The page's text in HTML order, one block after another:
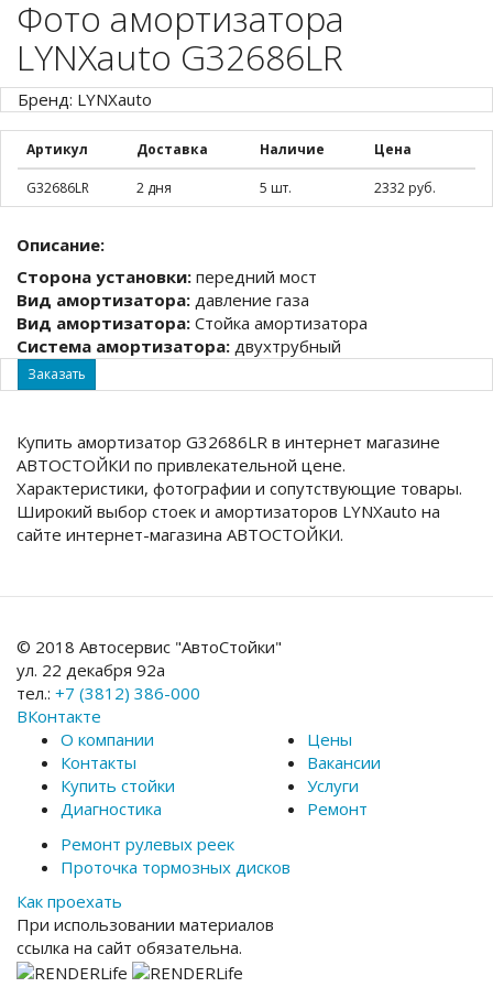
Фото амортизатора
LYNXauto G32686LR
Бренд: LYNXauto
Артикул Доставка Наличие Цена
G32686LR 2 дня 5 шт. 2332 руб.
Описание:
Сторона установки: передний мост
Вид амортизатора: давление газа
Вид амортизатора: Стойка амортизатора
Система амортизатора: двухтрубный
Заказать
Купить амортизатор G32686LR в интернет магазине
АВТОСТОЙКИ по привлекательной цене.
Характеристики, фотографии и сопутствующие товары.
Широкий выбор стоек и амортизаторов LYNXauto на
сайте интернет-магазина АВТОСТОЙКИ.
© 2018 Автосервис "АвтоСтойки"
ул. 22 декабря 92а
тел.: +7 (3812) 386-000
ВКонтакте
О компании
Контакты
Купить стойки
Диагностика
Цены
Вакансии
Услуги
Ремонт
Ремонт рулевых реек
Проточка тормозных дисков
Как проехать
При использовании материалов
ссылка на сайт обязательна.